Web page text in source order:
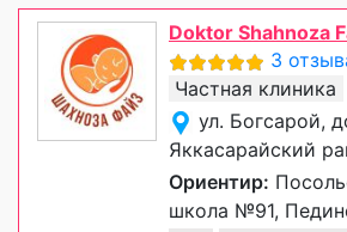
Doktor Shahnoza
3
Частная клиника
ул. Богсарой,
Яккасарайский
Ориентир:
школа №91,